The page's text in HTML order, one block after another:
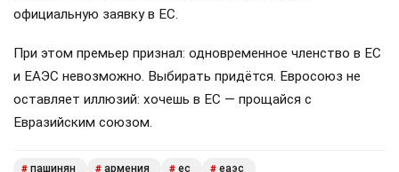
официальную заявку в ЕС.
При этом премьер признал: одновременное членство в ЕС
и ЕАЭС невозможно. Выбирать придётся. Евросоюз не
оставляет иллюзий: хочешь в ЕС — прощайся с
Евразийским союзом.
# пашинян # армения # ес # еаэс